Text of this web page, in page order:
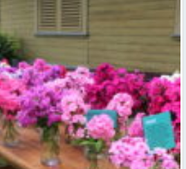
izstāde “Vasaras ziedi